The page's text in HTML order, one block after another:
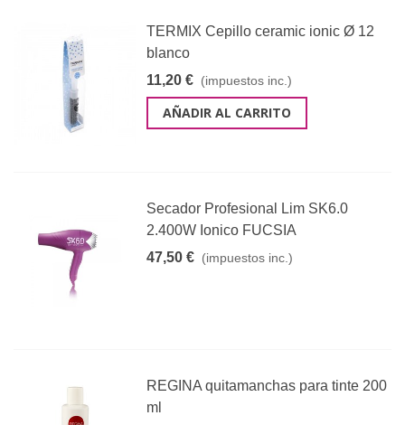
TERMIX Cepillo ceramic ionic Ø 12
blanco
11,20 € (impuestos inc.)
AÑADIR AL CARRITO
Secador Profesional Lim SK6.0
2.400W Ionico FUCSIA
47,50 € (impuestos inc.)
REGINA quitamanchas para tinte 200
ml